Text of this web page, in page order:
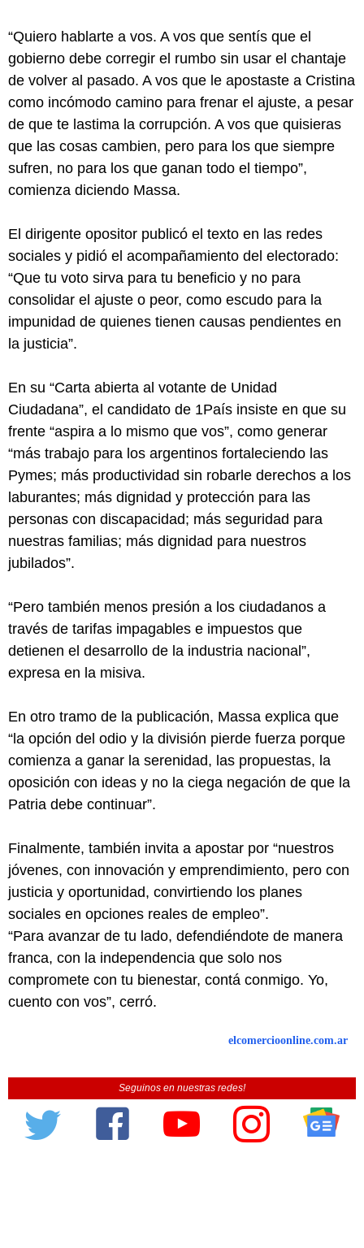
“Quiero hablarte a vos. A vos que sentís que el
gobierno debe corregir el rumbo sin usar el chantaje
de volver al pasado. A vos que le apostaste a Cristina
como incómodo camino para frenar el ajuste, a pesar
de que te lastima la corrupción. A vos que quisieras
que las cosas cambien, pero para los que siempre
sufren, no para los que ganan todo el tiempo”,
comienza diciendo Massa.
El dirigente opositor publicó el texto en las redes
sociales y pidió el acompañamiento del electorado:
“Que tu voto sirva para tu beneficio y no para
consolidar el ajuste o peor, como escudo para la
impunidad de quienes tienen causas pendientes en
la justicia”.
En su “Carta abierta al votante de Unidad
Ciudadana”, el candidato de 1País insiste en que su
frente “aspira a lo mismo que vos”, como generar
“más trabajo para los argentinos fortaleciendo las
Pymes; más productividad sin robarle derechos a los
laburantes; más dignidad y protección para las
personas con discapacidad; más seguridad para
nuestras familias; más dignidad para nuestros
jubilados”.
“Pero también menos presión a los ciudadanos a
través de tarifas impagables e impuestos que
detienen el desarrollo de la industria nacional”,
expresa en la misiva.
En otro tramo de la publicación, Massa explica que
“la opción del odio y la división pierde fuerza porque
comienza a ganar la serenidad, las propuestas, la
oposición con ideas y no la ciega negación de que la
Patria debe continuar”.
Finalmente, también invita a apostar por “nuestros
jóvenes, con innovación y emprendimiento, pero con
justicia y oportunidad, convirtiendo los planes
sociales en opciones reales de empleo”.
“Para avanzar de tu lado, defendiéndote de manera
franca, con la independencia que solo nos
compromete con tu bienestar, contá conmigo. Yo,
cuento con vos”, cerró.
elcomercioonline.com.ar
Seguinos en nuestras redes!